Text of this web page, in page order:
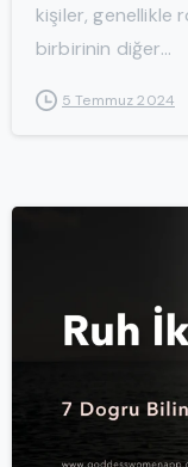
kişiler, genellikle
birbirinin diğer...
5 Temmuz 2024